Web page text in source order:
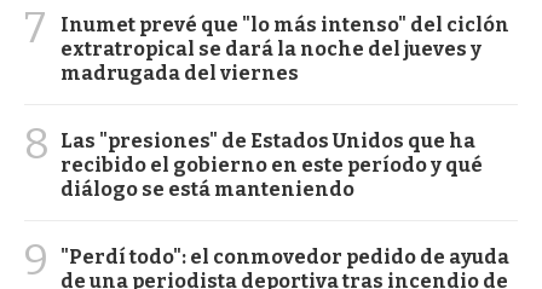
7
Inumet prevé que "lo más intenso" del ciclón
extratropical se dará la noche del jueves y
madrugada del viernes
8
Las "presiones" de Estados Unidos que ha
recibido el gobierno en este período y qué
diálogo se está manteniendo
9
"Perdí todo": el conmovedor pedido de ayuda
de una periodista deportiva tras incendio de